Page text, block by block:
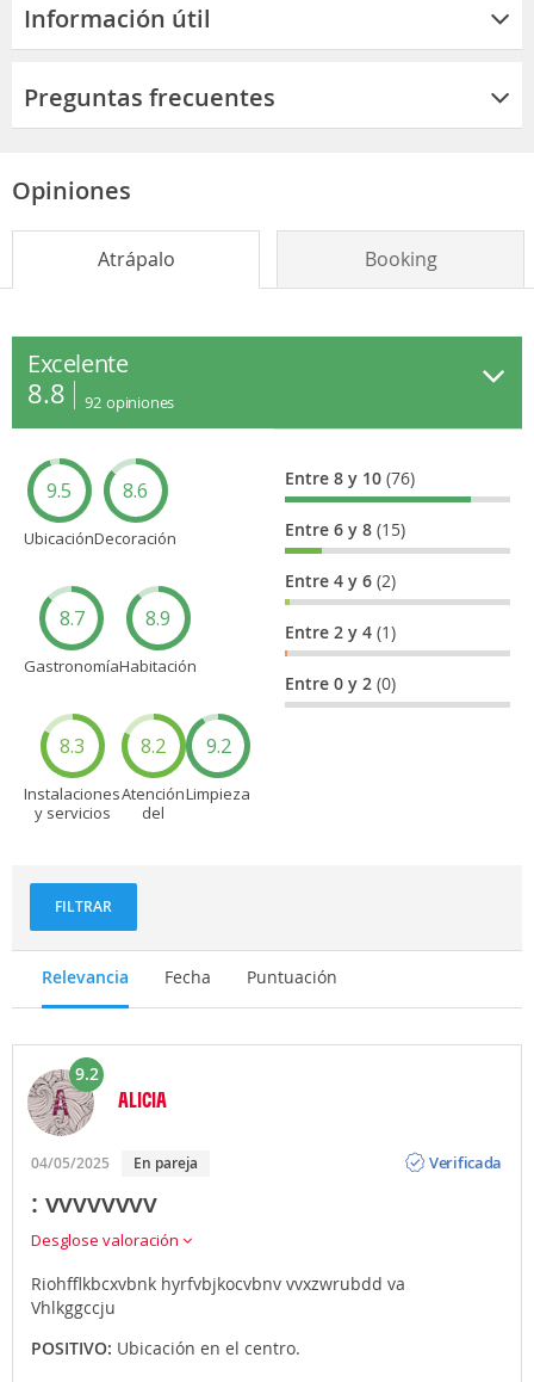
Información útil
Preguntas frecuentes
Opiniones
Atrápalo Booking
Excelente
8.8 92 opiniones
9.5
Ubicación
8.6
Decoración
8.7
Gastronomía
8.9
Habitación
8.3
Instalaciones
y servicios
8.2
Atención
del
9.2
Limpieza
Entre 8 y 10(76)
Entre 6 y 8(15)
Entre 4 y 6(2)
Entre 2 y 4(1)
Entre 0 y 2(0)
FILTRAR
Relevancia Fecha Puntuación
9.2
ALICIA
04/05/2025 En pareja
Verificada
: vvvvvvvv
Desglose valoración
Riohfflkbcxvbnk hyrfvbjkocvbnv vvxzwrubdd va
Vhlkggccju
POSITIVO: Ubicación en el centro.